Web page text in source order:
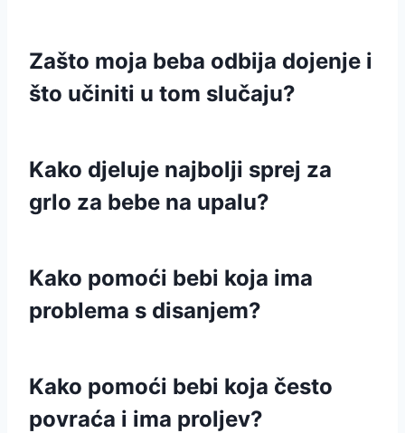
Zašto moja beba odbija dojenje i
što učiniti u tom slučaju?
Kako djeluje najbolji sprej za
grlo za bebe na upalu?
Kako pomoći bebi koja ima
problema s disanjem?
Kako pomoći bebi koja često
povraća i ima proljev?